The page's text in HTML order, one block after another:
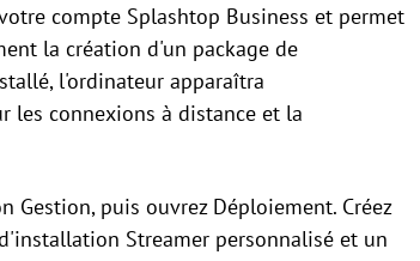
compte Splashtop Business et permet
la création d'un package de
l'ordinateur apparaîtra
les connexions à distance et la
Gestion, puis ouvrez Déploiement. Créez
Streamer personnalisé et un